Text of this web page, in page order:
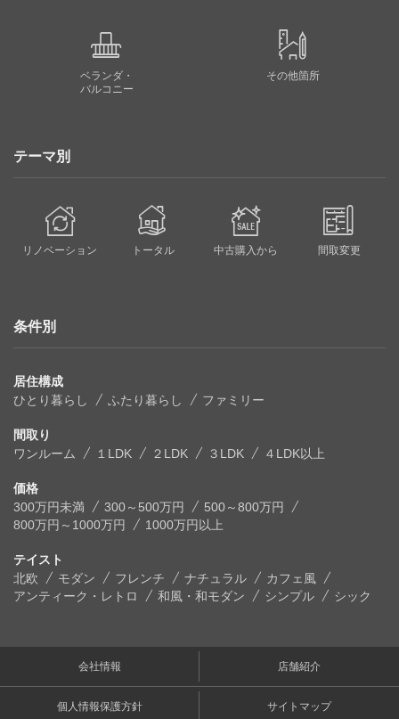
ベランダ・
バルコニー
その他箇所
テーマ別
リノベーション トータル 中古購入から 間取変更
条件別
居住構成
ひとり暮らし
ふたり暮らし ファミリー
間取り
ワンルーム
１LDK ２LDK ３LDK ４LDK以上
価格
300万円未満
300～500万円
500～800万円
800万円～1000万円
1000万円以上
テイスト
北欧
モダン フレンチ ナチュラル
カフェ風
アンティーク・レトロ
和風・和モダン シンプル シック
会社情報 店舗紹介
個人情報保護方針 サイトマップ